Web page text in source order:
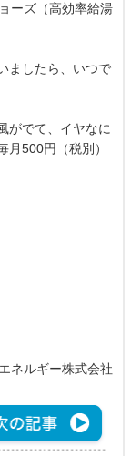
ーズ（高効率給湯
ましたら、いつで
がでて、イヤなに
500円（税別）
ネルギー株式会社